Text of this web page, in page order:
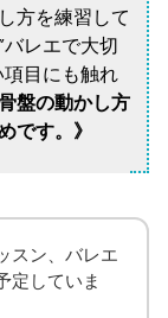
方を練習して
レエで大切
目にも触れ
盤の動かし方
です。》
スン、バレエ
定していま